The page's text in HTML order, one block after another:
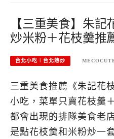
【三重美食】朱
炒米粉＋花枝羹推
台北小吃︱台北熱炒
三重美食推薦《朱記花
小吃，菜單只賣花枝羹
都會出現的排隊美食老
是點花枝羹和米粉炒一